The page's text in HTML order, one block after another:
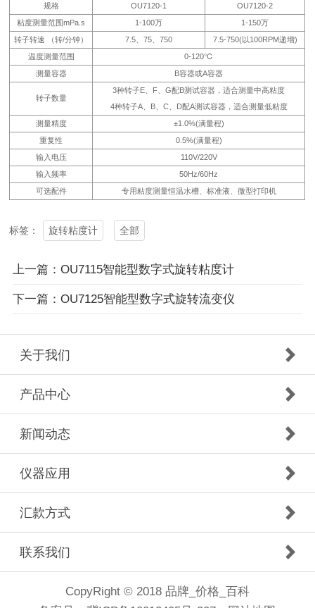
规格 OU7120-1
OU7120-2
粘度测量范围mPa.s
1-100万
1-150万
转子转速 （转/分钟）
7.5、75、750
7.5-750(以100RPM递增)
温度测量范围
0-120℃
测量容器
B容器或A容器
转子数量
3种转子E、F、G配B测试容器，适合测量中高粘度
4种转子A、B、C、D配A测试容器，适合测量低粘度
测量精度
±1.0%(满量程)
重复性
0.5%(满量程)
输入电压
110V/220V
输入频率
50Hz/60Hz
可选配件
专用粘度测量恒温水槽、标准液、微型打印机
标签： 旋转粘度计 全部
上一篇：OU7115智能型数字式旋转粘度计
下一篇：OU7125智能型数字式旋转流变仪
关于我们
产品中心
新闻动态
仪器应用
汇款方式
联系我们
CopyRight © 2018 品牌_价格_百科